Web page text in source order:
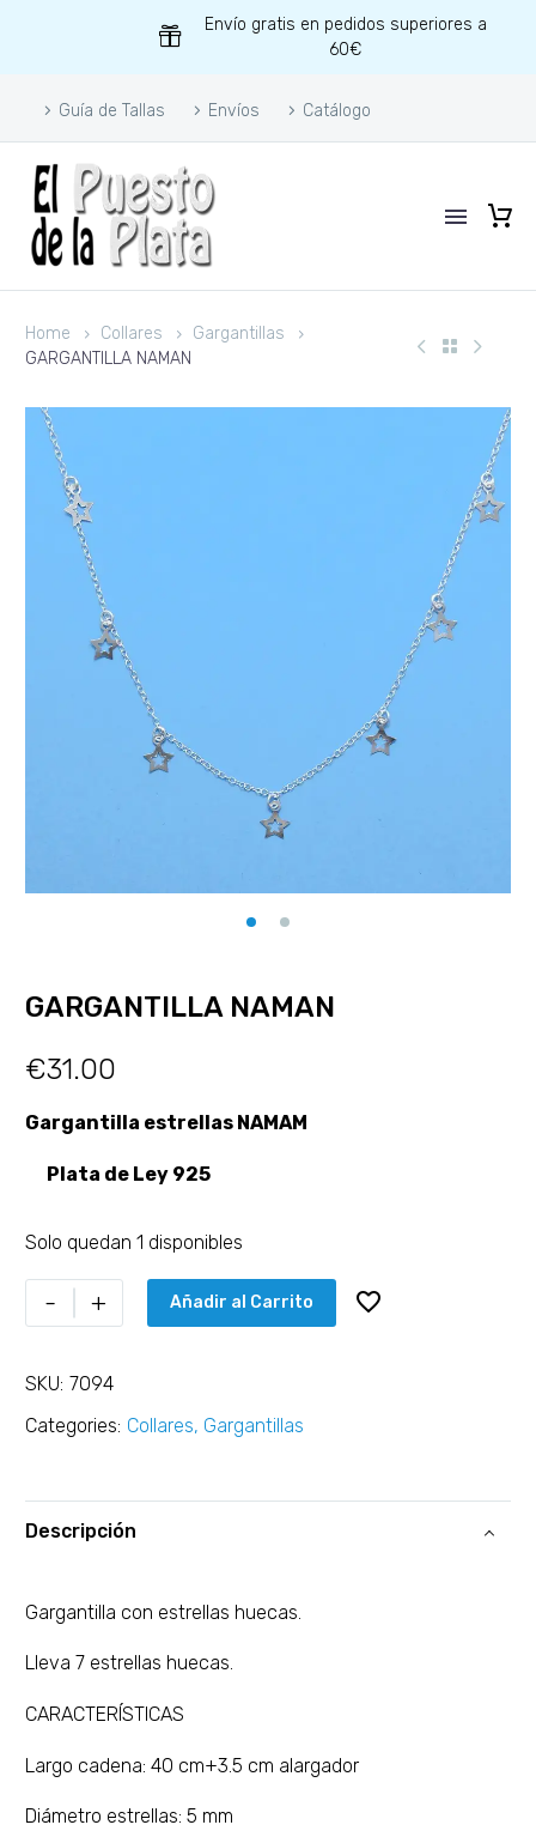
Envío gratis en pedidos superiores a
60€
Guía de Tallas Envíos Catálogo
Home Collares
Gargantillas
GARGANTILLA NAMAN
GARGANTILLA NAMAN
€31.00
Gargantilla estrellas NAMAM
Plata de Ley 925
Solo quedan 1 disponibles
- + Añadir al Carrito
SKU: 7094
Categories: Collares, Gargantillas
Descripción
Gargantilla con estrellas huecas.
Lleva 7 estrellas huecas.
CARACTERÍSTICAS
Largo cadena: 40 cm+3.5 cm alargador
Diámetro estrellas: 5 mm